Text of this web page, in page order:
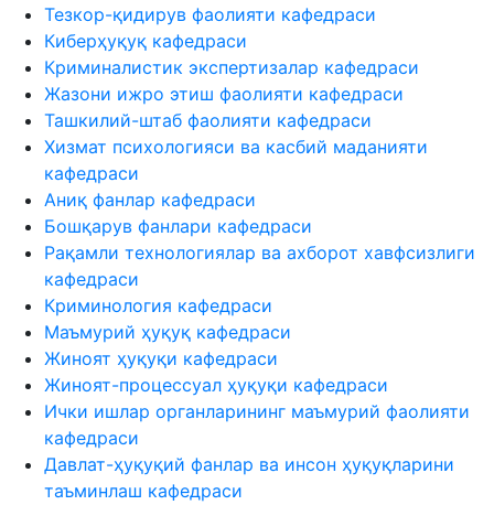
Тезкор-қидирув фаолияти кафедраси
Киберҳуқуқ кафедраси
Криминалистик экспертизалар кафедраси
Жазони ижро этиш фаолияти кафедраси
Ташкилий-штаб фаолияти кафедраси
Хизмат психологияси ва касбий маданияти
кафедраси
Аниқ фанлар кафедраси
Бошқарув фанлари кафедраси
Рақамли технологиялар ва ахборот хавфсизлиги
кафедраси
Криминология кафедраси
Маъмурий ҳуқуқ кафедраси
Жиноят ҳуқуқи кафедраси
Жиноят-процессуал ҳуқуқи кафедраси
Ички ишлар органларининг маъмурий фаолияти
кафедраси
Давлат-ҳуқуқий фанлар ва инсон ҳуқуқларини
таъминлаш кафедраси